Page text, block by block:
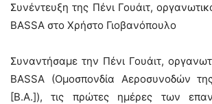
Συνέντευξη της Πένι Γουάιτ,
BASSA στο Χρήστο Γιοβανόπουλο
Συναντήσαμε την Πένι Γουάιτ,
BASSA (Ομοσπονδία Αεροσυνοδών
[B.A.]), τις πρώτες ημέρες των